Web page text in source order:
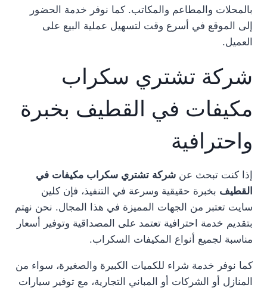
بالمحلات والمطاعم والمكاتب. كما نوفر خدمة الحضور
إلى الموقع في أسرع وقت لتسهيل عملية البيع على
العميل.
شركة تشتري سكراب
مكيفات في القطيف بخبرة
واحترافية
إذا كنت تبحث عن شركة تشتري سكراب مكيفات في
القطيف بخبرة حقيقية وسرعة في التنفيذ، فإن كلين
سايت تعتبر من الجهات المميزة في هذا المجال. نحن نهتم
بتقديم خدمة احترافية تعتمد على المصداقية وتوفير أسعار
مناسبة لجميع أنواع المكيفات السكراب.
كما نوفر خدمة شراء للكميات الكبيرة والصغيرة، سواء من
المنازل أو الشركات أو المباني التجارية، مع توفير سيارات